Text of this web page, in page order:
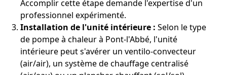
Accomplir cette étape demande l'expertise d'un
professionnel expérimenté.
Installation de l'unité intérieure : Selon le type
de pompe à chaleur à Pont-l'Abbé, l'unité
intérieure peut s'avérer un ventilo-convecteur
(air/air), un système de chauffage centralisé